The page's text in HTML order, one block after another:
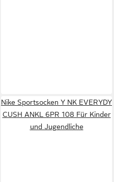
Nike Sportsocken Y NK EVERYDY
CUSH ANKL 6PR 108 Für Kinder
und Jugendliche